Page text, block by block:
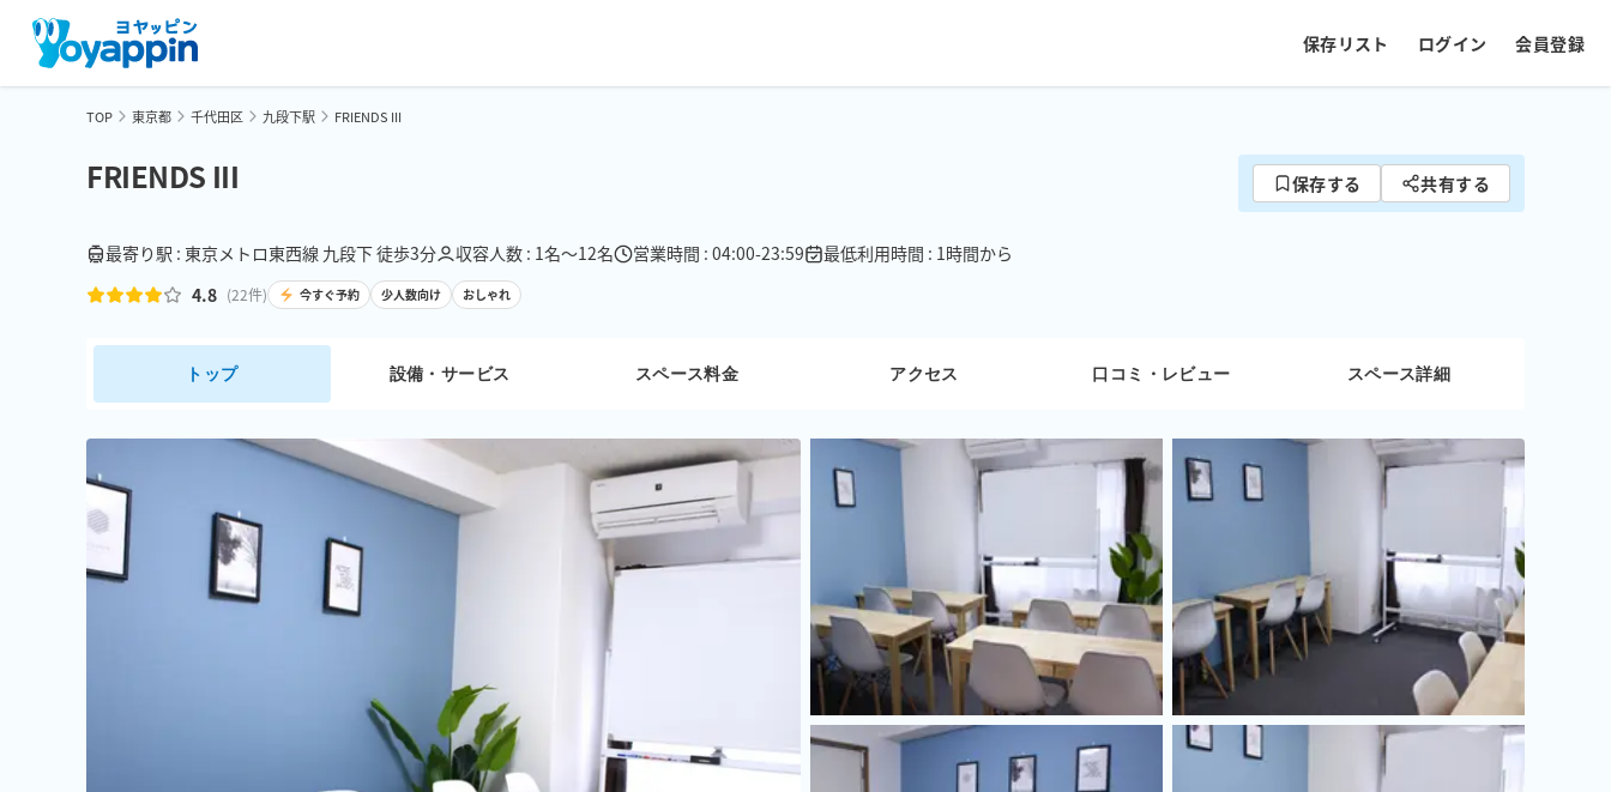
保存リスト ログイン 会員登録
TOP 東京都 千代田区 九段下駅 FRIENDS III
FRIENDS III 保存する 共有する
最寄り駅 : 東京メトロ東西線 九段下 徒歩3分 収容人数 : 1名〜12名 営業時間 : 04:00-23:59
最低利用時間 : 1時間から
4.8 (22件) 今すぐ予約 少人数向け おしゃれ
トップ 設備・サービス スペース料金 アクセス 口コミ・レビュー スペース詳細